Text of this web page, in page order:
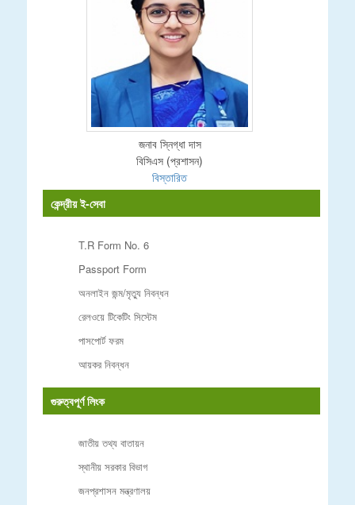
জনাব স্নিগ্ধা দাস
বিসিএস (প্রশাসন)
বিস্তারিত
কেন্দ্রীয় ই-সেবা
T.R Form No. 6
Passport Form
অনলাইন জন্ম/মৃত্যু নিবন্ধন
রেলওয়ে টিকেটিং সিস্টেম
পাসপোর্ট ফরম
আয়কর নিবন্ধন
গুরুত্বপূর্ণ লিংক
জাতীয় তথ্য বাতায়ন
স্থানীয় সরকার বিভাগ
জনপ্রশাসন মন্ত্রণালয়